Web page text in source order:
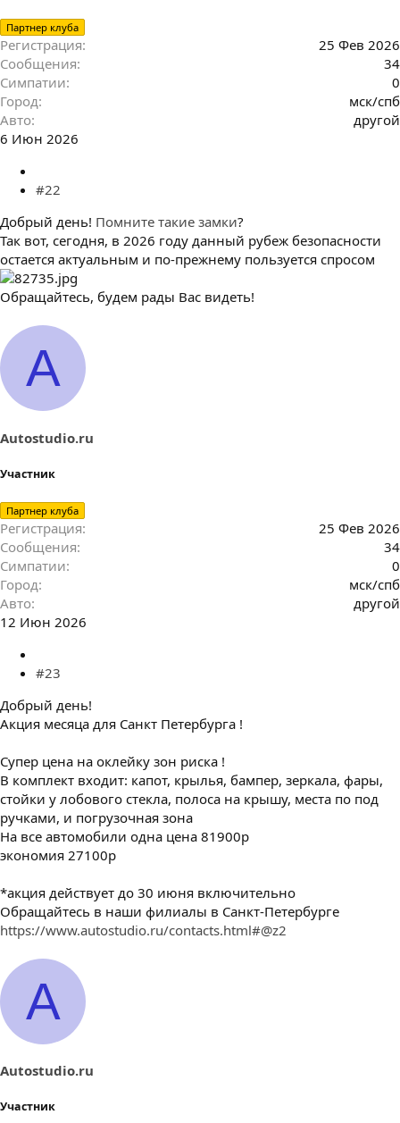
Партнер клуба
Регистрация
25 Фев 2026
Сообщения
34
Симпатии
0
Город
мск/спб
Авто
другой
6 Июн 2026
#22
Добрый день! Помните такие замки?
Так вот, сегодня, в 2026 году данный рубеж безопасности
остается актуальным и по-прежнему пользуется спросом
Обращайтесь, будем рады Вас видеть!
A
Autostudio.ru
Участник
Партнер клуба
Регистрация
25 Фев 2026
Сообщения
34
Симпатии
0
Город
мск/спб
Авто
другой
12 Июн 2026
#23
Добрый день!
Акция месяца для Санкт Петербурга !
Супер цена на оклейку зон риска !
В комплект входит: капот, крылья, бампер, зеркала, фары,
стойки у лобового стекла, полоса на крышу, места по под
ручками, и погрузочная зона
На все автомобили одна цена 81900р
экономия 27100р
*акция действует до 30 июня включительно
Обращайтесь в наши филиалы в Санкт-Петербурге
https://www.autostudio.ru/contacts.html#@z2
A
Autostudio.ru
Участник